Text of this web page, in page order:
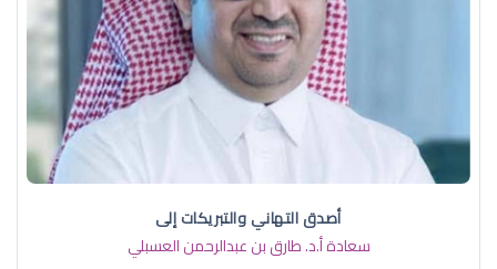
أصدق التهاني والتبريكات إلى
سعادة أ.د. ​طارق بن عبدالرحمن العسبلي